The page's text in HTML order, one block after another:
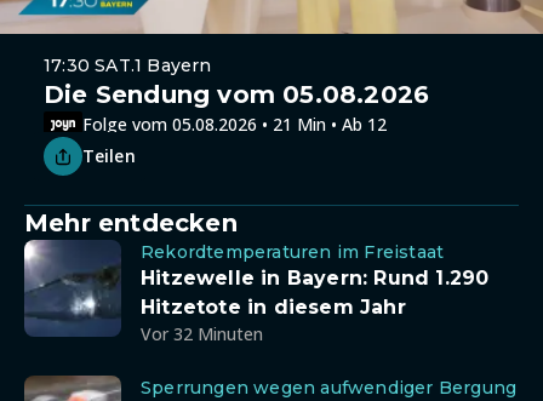
17:30 SAT.1 Bayern
Die Sendung vom 05.08.2026
Folge vom 05.08.2026 • 21 Min • Ab 12
Teilen
Mehr entdecken
Rekordtemperaturen im Freistaat
Hitzewelle in Bayern: Rund 1.290
Hitzetote in diesem Jahr
Vor 32 Minuten
Sperrungen wegen aufwendiger Bergung